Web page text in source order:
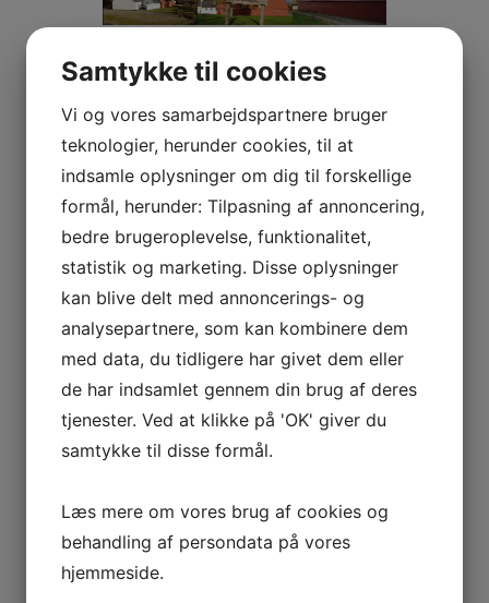
Bestyrelsen
Formand
Karin Werther
Stenstrup
Telefon 52 42 03 33
E-mail:
Næstformand
Per Ole Front
Jættestuevej 10 C
4573 Højby
Telefon 30358274
Kasser/ Bogholder
Ndr Asmindrup
Bestyrelsesmedlem
Venner/ Støtte
Stenstrup
Forsamlingshus
:
Kontakt :
Bente Jørgensen
Stenstrupvej 66 ,
Stenstrup
Telefon 21 65 64 68
E-mail:bj-ide@mail.dk
Vedtægter Stenstrup
Samtykke til cookies
Vi og vores samarbejdspartnere bruger
teknologier, herunder cookies, til at
indsamle oplysninger om dig til forskellige
formål, herunder: Tilpasning af annoncering,
bedre brugeroplevelse, funktionalitet,
statistik og marketing. Disse oplysninger
kan blive delt med annoncerings- og
analysepartnere, som kan kombinere dem
med data, du tidligere har givet dem eller
de har indsamlet gennem din brug af deres
tjenester. Ved at klikke på 'OK' giver du
samtykke til disse formål.
Læs mere om vores brug af cookies og
behandling af persondata på vores
hjemmeside.